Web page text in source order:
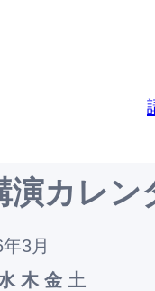
演カレン
3月
木 金 土